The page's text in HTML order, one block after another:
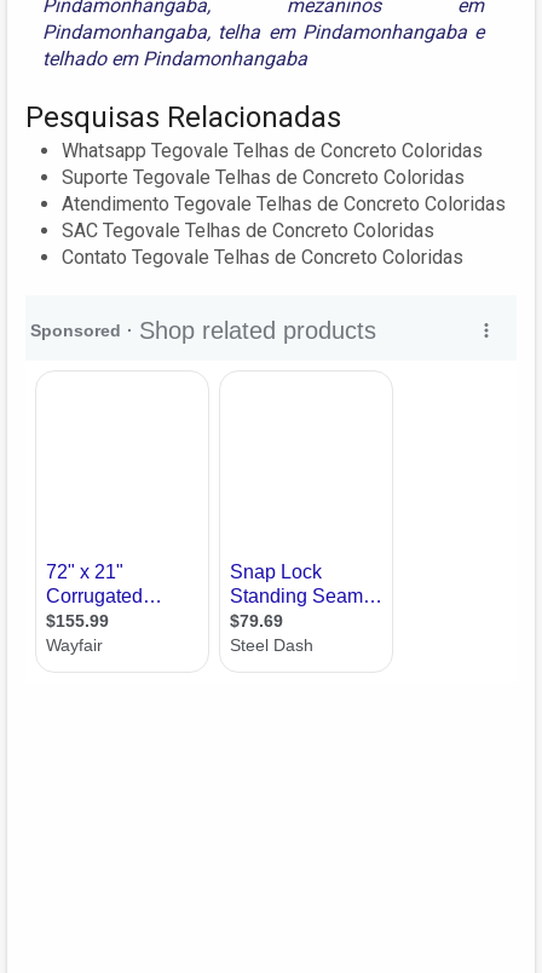
Pindamonhangaba, mezaninos em
Pindamonhangaba, telha em Pindamonhangaba e
telhado em Pindamonhangaba
Pesquisas Relacionadas
Whatsapp Tegovale Telhas de Concreto Coloridas
Suporte Tegovale Telhas de Concreto Coloridas
Atendimento Tegovale Telhas de Concreto Coloridas
SAC Tegovale Telhas de Concreto Coloridas
Contato Tegovale Telhas de Concreto Coloridas